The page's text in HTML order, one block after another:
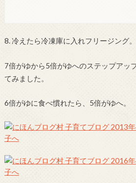
8. 冷えたら冷凍庫に入れフリージング。
7倍がゆから5倍がゆへのステップアッ
てみました。
6倍がゆに食べ慣れたら、5倍がゆへ。